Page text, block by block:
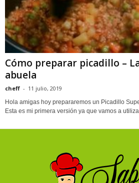
Cómo preparar picadillo –
abuela
cheff - 11 julio, 2019
Hola amigas hoy prepararemos un Picadillo
Esta es mi primera versión ya que vamos a